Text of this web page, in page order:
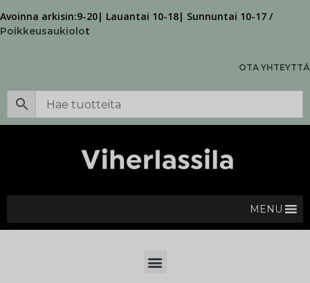
Avoinna arkisin:9-20| Lauantai 10-18| Sunnuntai 10-17 /
Poikkeusaukiolot
OTA YHTEYTTÄ
MENU